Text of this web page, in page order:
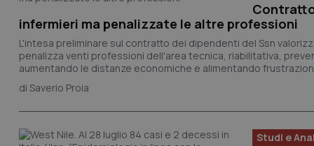
infermieri ma penalizzate le altre professioni
L'intesa preliminare sul contratto dei dipendenti del Ssn
penalizza venti professioni dell'area tecnica, riabilitativa,
aumentando le distanze economiche e alimentando
Saverio Proia
Studi e
PHPSESSID